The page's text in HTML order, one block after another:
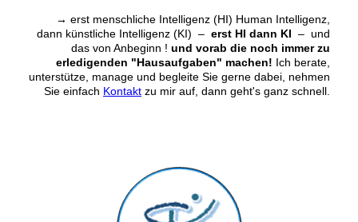
→ erst menschliche Intelligenz (HI) Human Intelligenz,
dann künstliche Intelligenz (KI) – erst HI dann KI – und
das von Anbeginn ! und vorab die noch immer zu
erledigenden "Hausaufgaben" machen! Ich berate,
unterstütze, manage und begleite Sie gerne dabei, nehmen
Sie einfach Kontakt zu mir auf, dann geht's ganz schnell.